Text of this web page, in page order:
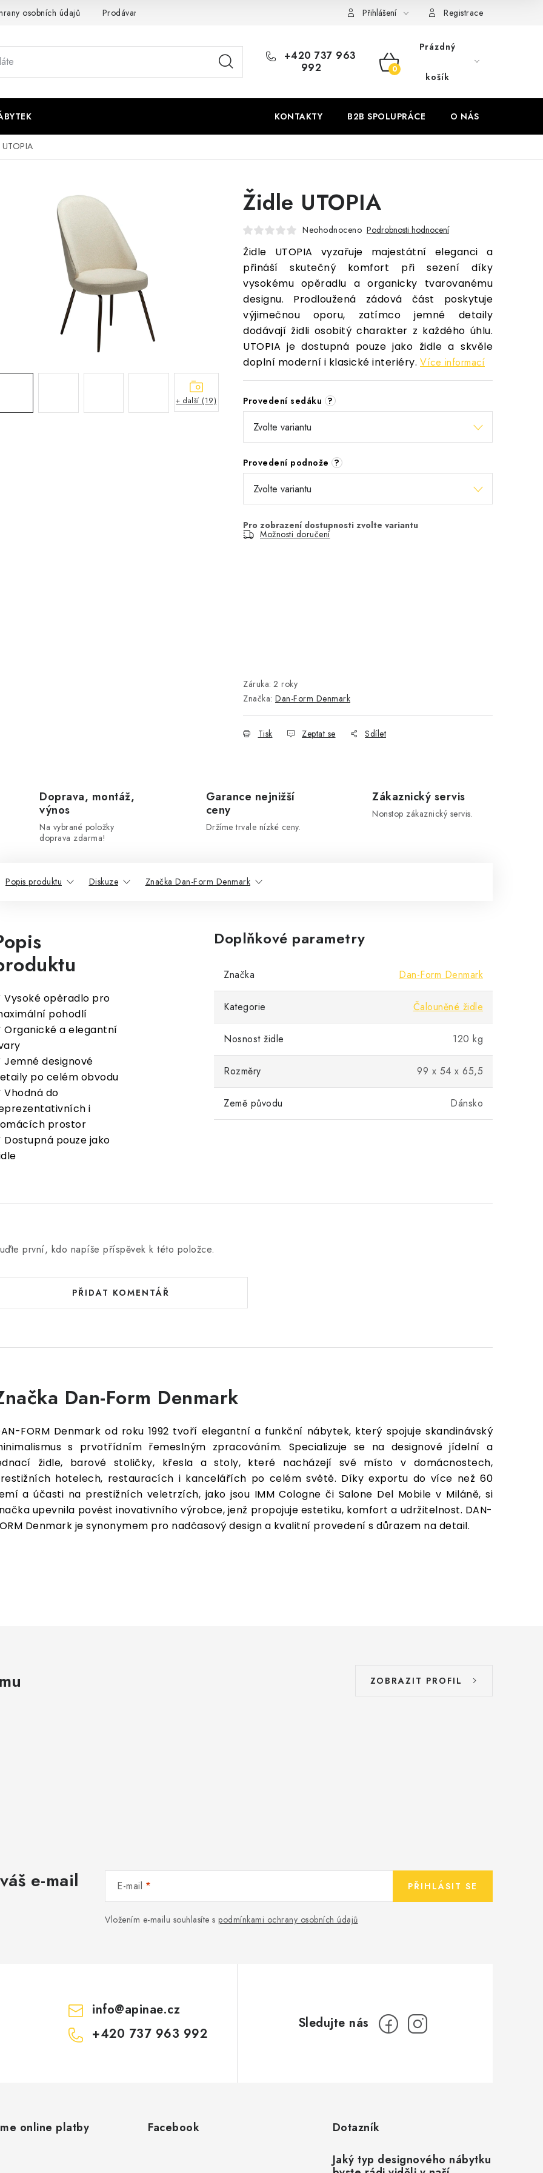
osobních údajů Prodávané značky Přihlášení Registrace
+420 737 963
992
NÁKUPNÍ
KOŠÍK
Prázdný
košík
KONTAKTY B2B SPOLUPRÁCE O NÁS
Židle UTOPIA
Neohodnoceno Podrobnosti hodnocení
Židle UTOPIA vyzařuje majestátní eleganci a
přináší skutečný komfort při sezení díky
vysokému opěradlu a organicky tvarovanému
designu. Prodloužená zádová část poskytuje
výjimečnou oporu, zatímco jemné detaily
dodávají židli osobitý charakter z každého úhlu.
UTOPIA je dostupná pouze jako židle a skvěle
doplní moderní i klasické interiéry. Více informací
Provedení sedáku ?
Provedení podnože ?
Možnosti doručení
Záruka: 2 roky
Značka: Dan-Form Denmark
Tisk Zeptat se Sdílet
+ další (19)
Doprava, montáž,
výnos
Na vybrané položky
doprava zdarma!
Garance nejnižší
ceny
Držíme trvale nízké ceny.
Zákaznický servis
Nonstop zákaznický servis.
Popis produktu Diskuze Značka Dan-Form Denmark
Vysoké opěradlo pro
pohodlí
Organické a elegantní
Jemné designové
po celém obvodu
Vhodná do
i
prostor
Dostupná pouze jako
Doplňkové parametry
Značka Dan-Form Denmark
Kategorie Čalouněné židle
Nosnost židle 120 kg
Rozměry 99 x 54 x 65,5
Země původu Dánsko
první, kdo napíše příspěvek k této položce.
PŘIDAT KOMENTÁŘ
Dan-Form Denmark
FORM Denmark od roku 1992 tvoří elegantní a funkční nábytek, který spojuje skandinávský
s prvotřídním řemeslným zpracováním. Specializuje se na designové jídelní a
židle, barové stoličky, křesla a stoly, které nacházejí své místo v domácnostech,
hotelech, restauracích i kancelářích po celém světě. Díky exportu do více než 60
a účasti na prestižních veletrzích, jako jsou IMM Cologne či Salone Del Mobile v Miláně, si
upevnila pověst inovativního výrobce, jenž propojuje estetiku, komfort a udržitelnost. DAN-
Denmark je synonymem pro nadčasový design a kvalitní provedení s důrazem na detail.
ZOBRAZIT PROFIL
e-mail E-mail
Vložením e-mailu souhlasíte s podmínkami ochrany osobních údajů
PŘIHLÁSIT SE
info@apinae.cz
+420 737 963 992
online platby Facebook Dotazník
Jaký typ designového nábytku